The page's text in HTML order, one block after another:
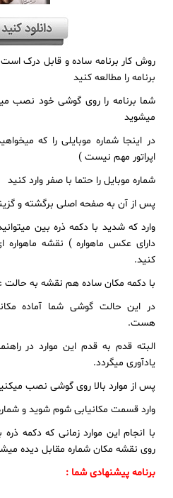
روش کار برنامه ساده و قابل درک است
برنامه را مطالعه کنید
شما برنامه را روی گوشی خود نصب
میشوید
در اینجا شماره موبایلی را که
اپراتور مهم نیست )
شماره موبایل را حتما با صفر وارد کنید
پس از آن به صفحه اصلی برگشته و
وارد که شدید با دکمه ذره بین
دارای عکس ماهواره ) نقشه ماهواره
کنید.
با دکمه مکان ساده هم نقشه به حالت
در این حالت گوشی شما آماده
هست.
البته قدم به قدم این موارد در
یادآوری میگردد.
پس از موارد بالا روی گوشی نصب
وارد قسمت مکانیابی شوم شوید و
با انجام این موارد زمانی که دکمه
روی نقشه مکان شماره مقابل دیده
برنامه پیشنهادی شما :